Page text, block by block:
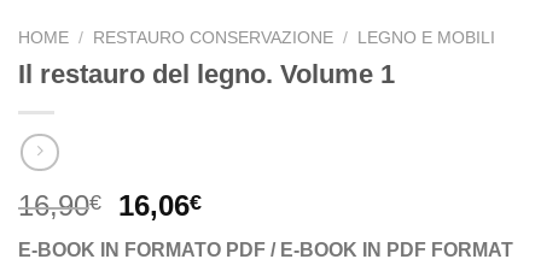
HOME / RESTAURO CONSERVAZIONE / LEGNO E MOBILI
Il restauro del legno. Volume 1
16,90€
Il
16,06€Il
E-BOOK IN FORMATO PDF / E-BOOK IN PDF FORMAT